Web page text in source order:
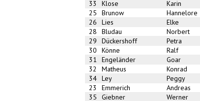
33
Klose Karin
25
Brunow Hannelore
26
Lies Elke
28
Bludau Norbert
29
Dückershoff Petra
30
Könne Ralf
31
Engeländer Goar
32
Matheus Konrad
34 Ley Peggy
23
Emmerich Andreas
35
Giebner Werner